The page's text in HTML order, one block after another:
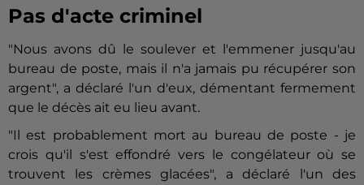
Pas d'acte criminel
"Nous avons dû le soulever et l'emmener jusqu'au
bureau de poste, mais il n'a jamais pu récupérer son
argent", a déclaré l'un d'eux, démentant fermement
que le décès ait eu lieu avant.
"Il est probablement mort au bureau de poste - je
crois qu'il s'est effondré vers le congélateur où se
trouvent les crèmes glacées", a déclaré l'un des